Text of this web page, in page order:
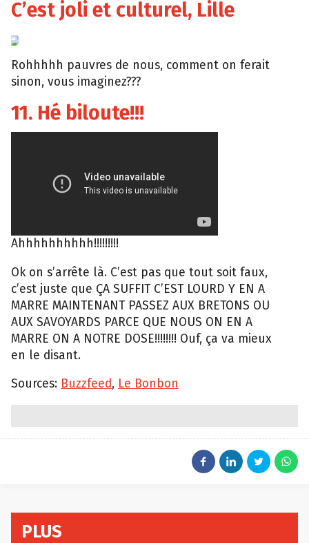
C’est joli et culturel, Lille
popkey
Rohhhhh pauvres de nous, comment on ferait
sinon, vous imaginez???
11. Hé biloute!!!
Ahhhhhhhhhh!!!!!!!!!
Ok on s’arrête là. C’est pas que tout soit faux,
c’est juste que ÇA SUFFIT C’EST LOURD Y EN A
MARRE MAINTENANT PASSEZ AUX BRETONS OU
AUX SAVOYARDS PARCE QUE NOUS ON EN A
MARRE ON A NOTRE DOSE!!!!!!!! Ouf, ça va mieux
en le disant.
Sources: Buzzfeed, Le Bonbon
PLUS